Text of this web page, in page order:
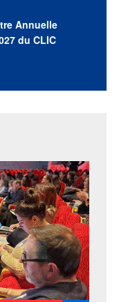
Annuelle
du CLIC